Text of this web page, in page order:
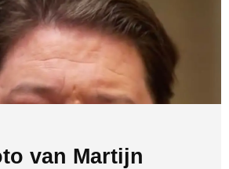
van Martijn